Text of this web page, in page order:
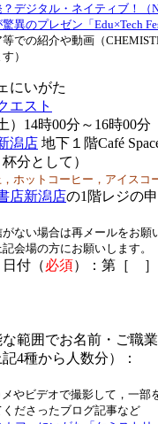
デジタル・ネイティブ！（
異のプレゼン「Edu×Tech
での紹介や動画（
）
にいがた
エスト
）14時00分～16時00分
潟店 地下１階Café
分として）
ホットコーヒー，アイスコ
店新潟店の1階レジの
ない場合は再メールをお願
会場の方にお願いします。
付（必須）：第［
範囲でお名前・ご職
4種から人数分）：
やビデオで撮影して，一部
ださったブログ記事など